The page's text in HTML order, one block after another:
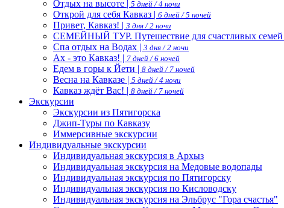
Отдых на высоте | 5 дней / 4 ночи
Открой для себя Кавказ | 6 дней / 5 ночей
Привет, Кавказ! | 3 дня / 2 ночи
СЕМЕЙНЫЙ ТУР. Путешествие для счастливых семей
Спа отдых на Водах | 3 дня / 2 ночи
Ах - это Кавказ! | 7 дней / 6 ночей
Едем в горы к Йети | 8 дней / 7 ночей
Весна на Кавказе | 5 дней / 4 ночи
Кавказ ждёт Вас! | 8 дней / 7 ночей
Экскурсии
Экскурсии из Пятигорска
Джип-Туры по Кавказу
Иммерсивные экскурсии
Индивидуальные экскурсии
Индивидуальная экскурсия в Архыз
Индивидуальная экскурсия на Медовые водопады
Индивидуальная экскурсия по Пятигорску
Индивидуальная экскурсия по Кисловодску
Индивидуальная экскурсия на Эльбрус "Гора счастья"